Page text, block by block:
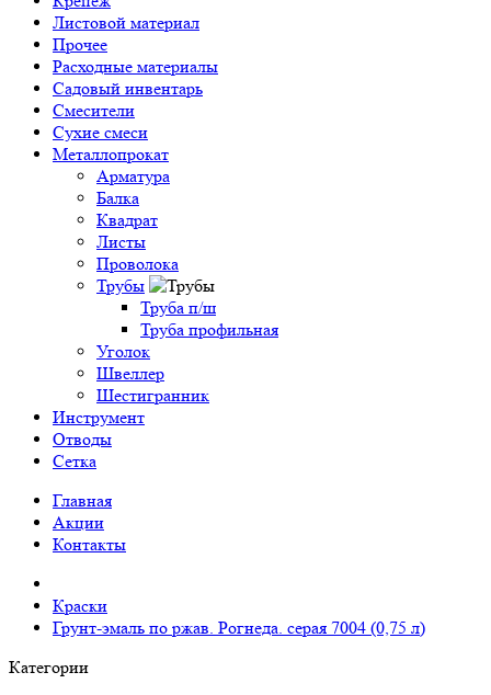
Листовой материал
Прочее
Расходные материалы
Садовый инвентарь
Смесители
Сухие смеси
Металлопрокат
Арматура
Балка
Квадрат
Листы
Проволока
Трубы
Труба п/ш
Труба профильная
Уголок
Швеллер
Шестигранник
Инструмент
Отводы
Сетка
Главная
Акции
Контакты
Краски
Грунт-эмаль по ржав. Рогнеда. серая 7004 (0,75 л)
Категории